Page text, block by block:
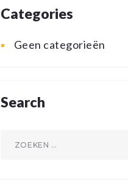
Categories
Geen categorieën
Search